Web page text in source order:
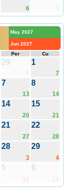
6 7
May 2027
Jun 2027
Per Cu
29
6
1
7
7
13
8
14
14
20
15
21
21
27
22
28
28
3
29
4
5
10
6
11